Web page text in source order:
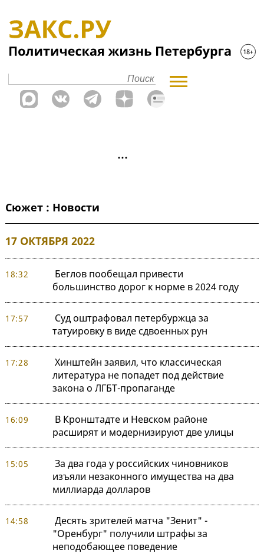
Сюжет : Новости
17 ОКТЯБРЯ 2022
18:32
Беглов пообещал привести
большинство дорог к норме в 2024 году
17:57
Суд оштрафовал петербуржца за
татуировку в виде сдвоенных рун
17:28
Хинштейн заявил, что классическая
литература не попадет под действие
закона о ЛГБТ-пропаганде
16:09
В Кронштадте и Невском районе
расширят и модернизируют две улицы
15:05
За два года у российских чиновников
изъяли незаконного имущества на два
миллиарда долларов
14:58
Десять зрителей матча "Зенит" -
"Оренбург" получили штрафы за
неподобающее поведение